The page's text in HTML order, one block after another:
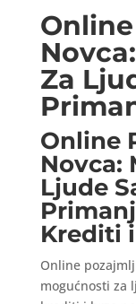
Za
Online
Novca:
Ljude
Krediti
Online
mogućnosti za